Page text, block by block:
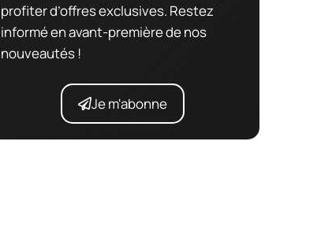
profiter d’offres exclusives. Restez
informé en avant-première de nos
nouveautés !
Je m'abonne